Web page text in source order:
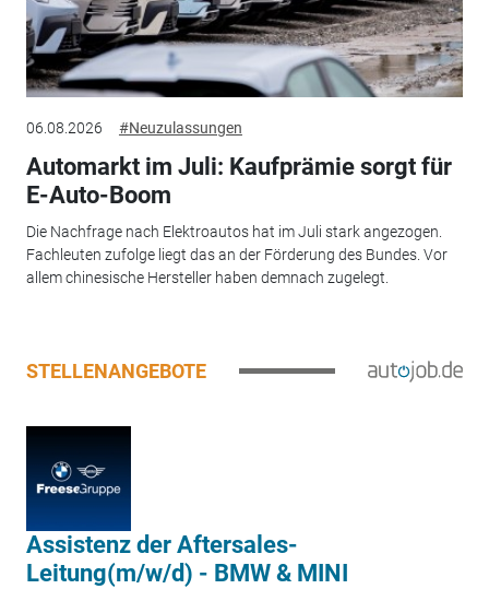
06.08.2026 #Neuzulassungen
Automarkt im Juli: Kaufprämie sorgt für
E-Auto-Boom
Die Nachfrage nach Elektroautos hat im Juli stark angezogen.
Fachleuten zufolge liegt das an der Förderung des Bundes. Vor
allem chinesische Hersteller haben demnach zugelegt.
STELLENANGEBOTE
Assistenz der Aftersales-
Leitung(m/w/d) - BMW & MINI